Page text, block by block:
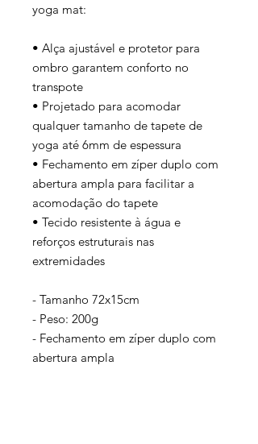
yoga mat:
• Alça ajustável e protetor para
ombro garantem conforto no
transpote
• Projetado para acomodar
qualquer tamanho de tapete de
yoga até 6mm de espessura
• Fechamento em zíper duplo com
abertura ampla para facilitar a
acomodação do tapete
• Tecido resistente à água e
reforços estruturais nas
extremidades
- Tamanho 72x15cm
- Peso: 200g
- Fechamento em zíper duplo com
abertura ampla